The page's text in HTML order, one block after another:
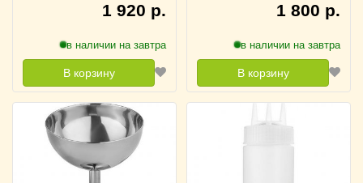
1 920 р.
в наличии на завтра
В корзину
1 800 р.
в наличии на завтра
В корзину